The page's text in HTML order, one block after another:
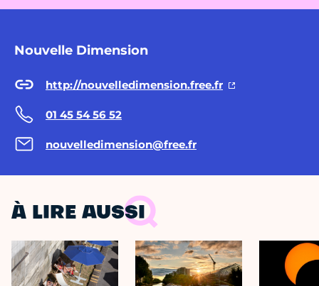
Nouvelle Dimension
http://nouvelledimension.free.fr
01 45 54 56 52
nouvelledimension@free.fr
À LIRE AUSSI